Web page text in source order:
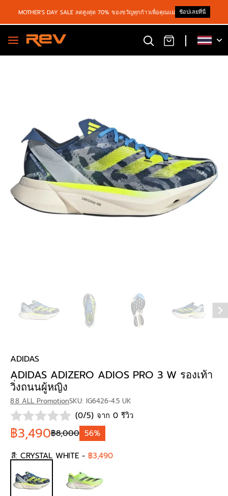
MOTHER'S DAY SALE ลดสูงสุด 70% ของขวัญทุกก้าวเพื่อคุณแม่ ช้อปเลยที่นี่
ADIDAS
ADIDAS ADIZERO ADIOS PRO 3 W รองเท้า
วิ่งถนนผู้หญิง
8.8 ALL PromotionSKU: IG6426-4.5 UK
(0/5) จาก 0 รีวิว
฿3,490฿8,000 56%
สี: CRYSTAL WHITE - ฿3,490